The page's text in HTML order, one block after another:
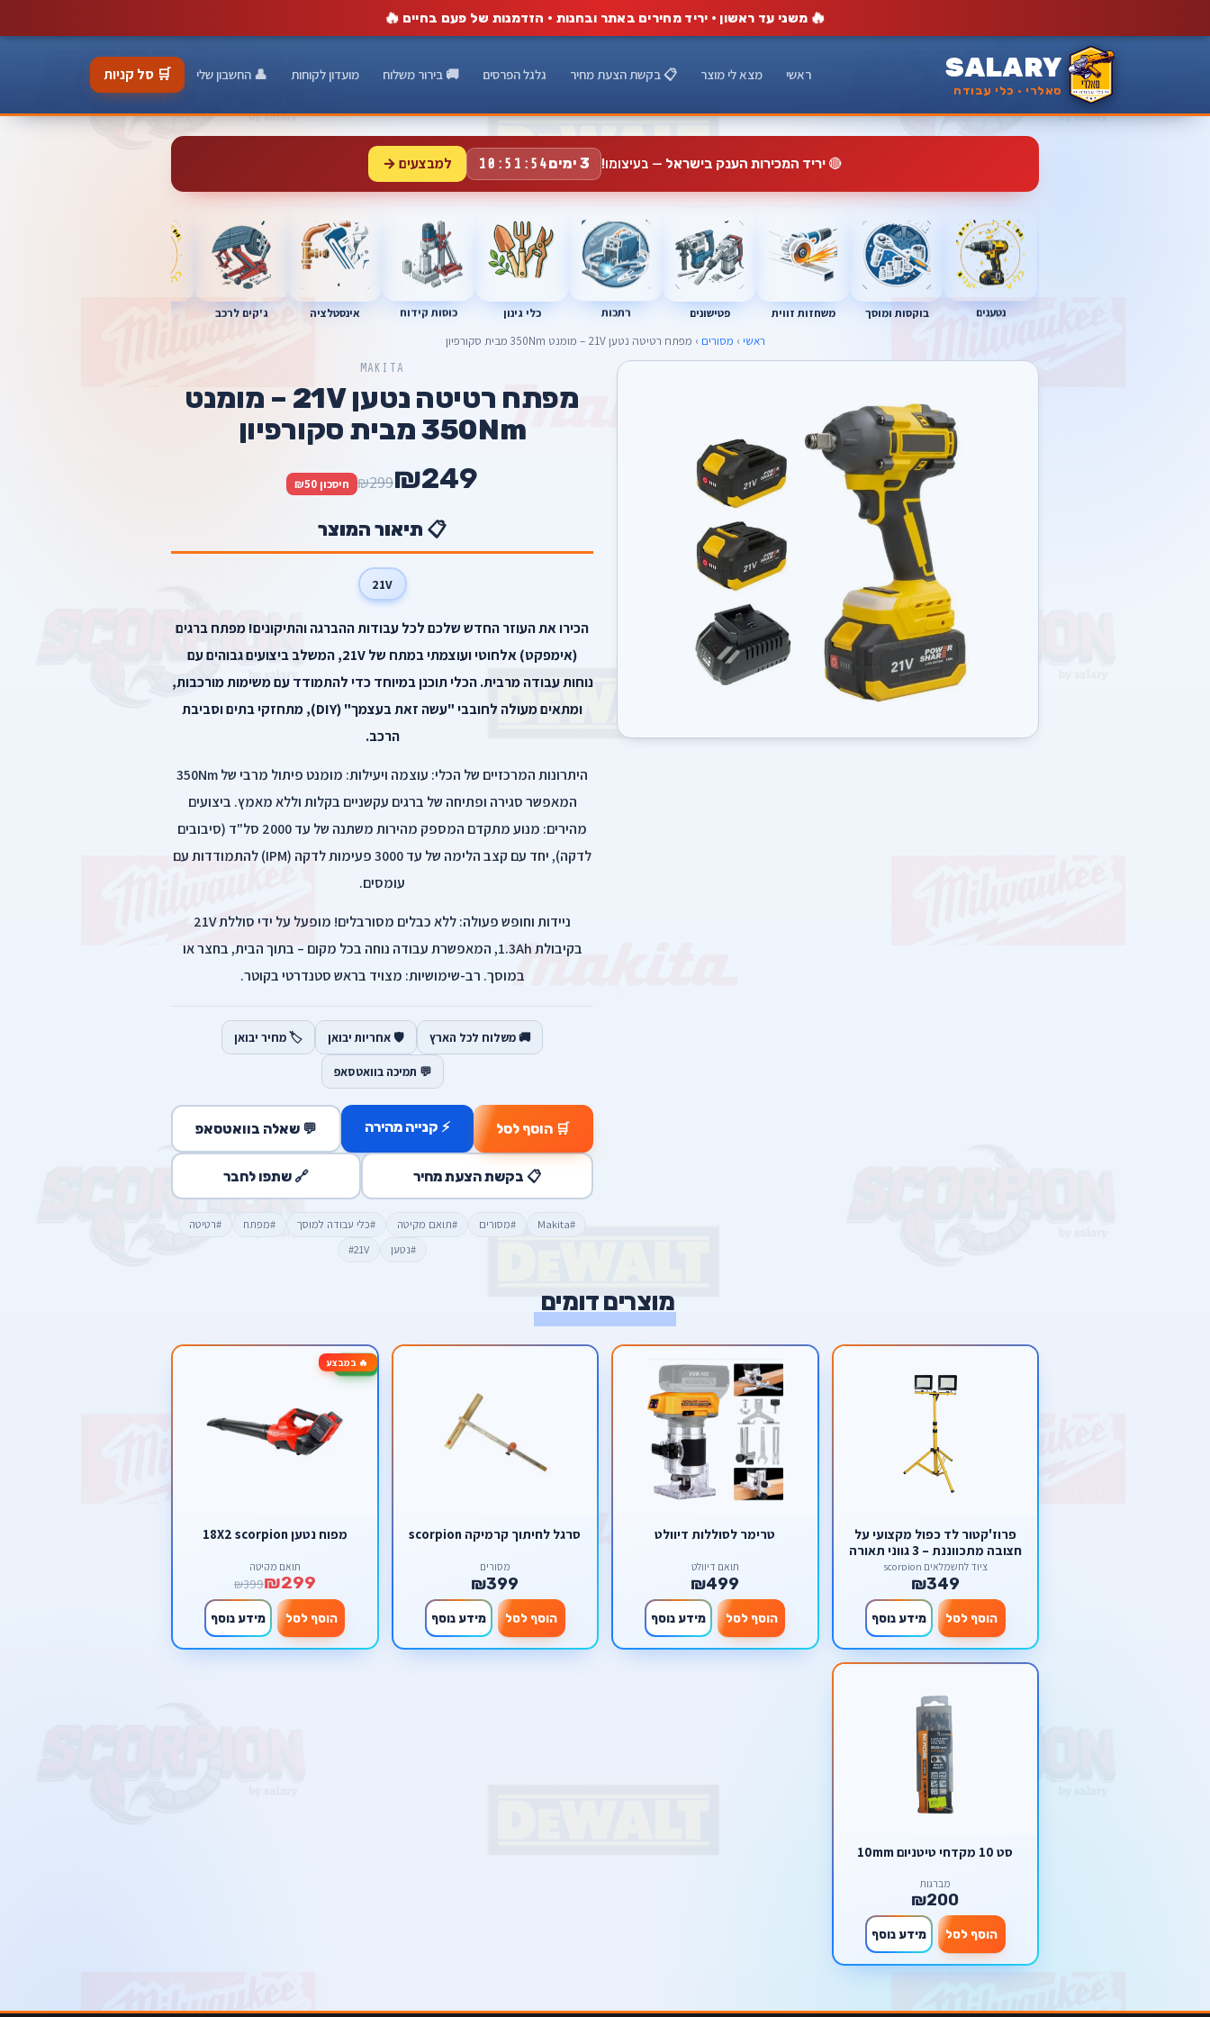
🔥 משני עד ראשון · יריד מחירים באתר ובחנות · הזדמנות של פעם בחיים 🔥
SALARY
סאלרי · כלי עבודה
ראשי מצא לי מוצר 📋 בקשת הצעת מחיר גלגל הפרסים 🚚 בירור משלוח מועדון לקוחות 👤 החשבון שלי 🛒 סל קניות
🔴יריד המכירות הענק בישראל — בעיצומו! 3 ימים 10:51:53 למבצעים →
נטענים בוקסות ומוסך משחזות זווית פטישונים רתכות כלי גינון כוסות קידוח אינסטלציה ג'קים לרכב
ראשי › מסורים › מפתח רטיטה נטען 21V – מומנט 350Nm מבית סקורפיון
MAKITA
מפתח רטיטה נטען 21V – מומנט
350Nm מבית סקורפיון
₪249
₪299 חיסכון ₪50
📋 תיאור המוצר
21V
הכירו את העוזר החדש שלכם לכל עבודות ההברגה והתיקונים! מפתח ברגים
(אימפקט) אלחוטי ועוצמתי במתח של 21V, המשלב ביצועים גבוהים עם
נוחות עבודה מרבית. הכלי תוכנן במיוחד כדי להתמודד עם משימות מורכבות,
ומתאים מעולה לחובבי "עשה זאת בעצמך" (DIY), מתחזקי בתים וסביבת
הרכב.
היתרונות המרכזיים של הכלי: עוצמה ויעילות: מומנט פיתול מרבי של 350Nm
המאפשר סגירה ופתיחה של ברגים עקשניים בקלות וללא מאמץ. ביצועים
מהירים: מנוע מתקדם המספק מהירות משתנה של עד 2000 סל"ד (סיבובים
לדקה), יחד עם קצב הלימה של עד 3000 פעימות לדקה (IPM) להתמודדות עם
עומסים.
ניידות וחופש פעולה: ללא כבלים מסורבלים! מופעל על ידי סוללת 21V
בקיבולת 1.3Ah, המאפשרת עבודה נוחה בכל מקום – בתוך הבית, בחצר או
במוסך. רב-שימושיות: מצויד בראש סטנדרטי בקוטר.
🚚 משלוח לכל הארץ 🛡️ אחריות יבואן 🏷️ מחיר יבואן
💬 תמיכה בוואטסאפ
🛒 הוסף לסל ⚡ קנייה מהירה 💬 שאלה בוואטסאפ
📋 בקשת הצעת מחיר 🔗 שתפו לחבר
#Makita #מסורים #תואם מקיטה #כלי עבודה למוסך #מפתח
#רטיטה
#נטען
#21V
מוצרים דומים
פרוז'קטור לד כפול מקצועי על
חצובה מתכווננת – 3 גווני תאורה
מבית סקורפיון
ציוד לחשמלאים scorpion
₪349
הוסף לסל מידע נוסף
טרימר לסוללות דיוולט
תואם דיוולט
₪499
הוסף לסל מידע נוסף
סרגל לחיתוך קרמיקה scorpion
מסורים
₪399
הוסף לסל מידע נוסף
🔥 במבצע-25%
מפוח נטען 18X2 scorpion
תואם מקיטה
₪299
₪399
הוסף לסל מידע נוסף
סט 10 מקדחי טיטניום 10mm
מברגות
₪200
הוסף לסל מידע נוסף